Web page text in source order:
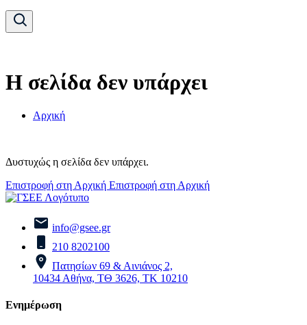
Η σελίδα δεν υπάρχει
Αρχική
Δυστυχώς η σελίδα δεν υπάρχει.
Επιστροφή στη Αρχική Επιστροφή στη Αρχική
info@gsee.gr
210 8202100
Πατησίων 69 & Αινιάνος 2,
10434 Αθήνα, ΤΘ 3626, ΤΚ 10210
Ενημέρωση